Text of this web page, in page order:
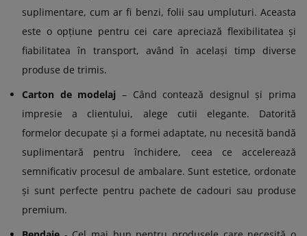
suplimentare, cum ar fi benzi, folii sau umpluturi. Aceasta
este o opțiune pentru cei care apreciază flexibilitatea și
fiabilitatea în transport, având în același timp diverse
produse de trimis.
Carton de modelaj – Când contează designul și prima
impresie a clientului, alege cutii elegante. Datorită
formelor decupate și a formei adaptate, nu necesită bandă
suplimentară pentru închidere, ceea ce accelerează
semnificativ procesul de ambalare. Sunt estetice, ordonate
și sunt perfecte pentru pachete de cadouri sau produse
premium.